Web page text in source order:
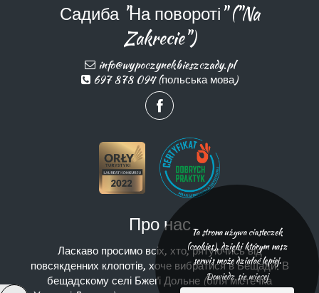
Садиба "На повороті" ("Na
Zakrecie")
info@wypoczynekbieszczady.pl
697 878 094 (польська мова)
Про нас
Ласкаво просимо всіх, хто, рятуючись від
повсякденних клопотів, хоче вибратися в Бещади. В
бещадскому селі Бжеґі Дольне (біля містечка
Ta strona używa ciasteczek
(cookies), dzięki którym nasz
serwis może działać lepiej.
Dowiedz się więcej